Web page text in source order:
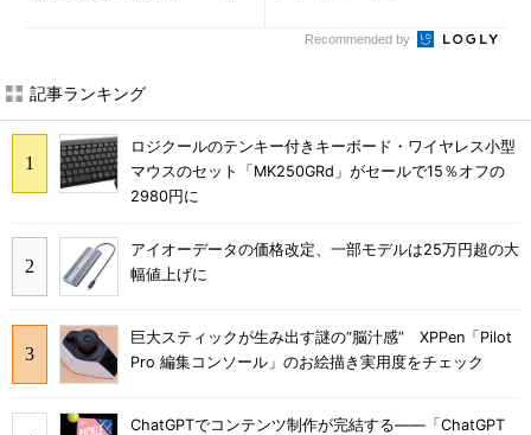
Recommended by
記事ランキング
ロジクールのテンキー付きキーボード・ワイヤレス小型
マウスのセット「MK250GRd」がセールで15％オフの
2980円に
アイオーデータの価格改定、一部モデルは25万円超の大
幅値上げに
巨大スティックが生み出す謎の“脳汁感” XPPen「Pilot
Pro 編集コンソール」のお絵描き実用度をチェック
ChatGPTでコンテンツ制作が完結する――「ChatGPT